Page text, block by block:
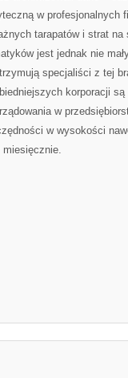
w profesjonalnych
tarapatów i strat
jest jednak nie
specjaliści z tej
korporacji
w
w wysokości
miesięcznie.